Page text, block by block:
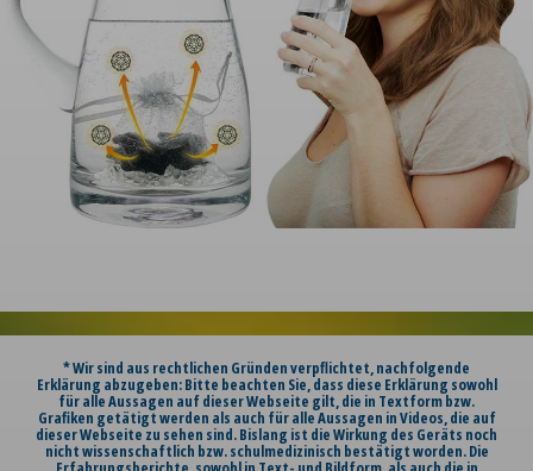
* Wir sind aus rechtlichen Gründen verpflichtet, nachfolgende
Erklärung abzugeben: Bitte beachten Sie, dass diese Erklärung sowohl
für alle Aussagen auf dieser Webseite gilt, die in Textform bzw.
Grafiken getätigt werden als auch für alle Aussagen in Videos, die auf
dieser Webseite zu sehen sind. Bislang ist die Wirkung des Geräts noch
nicht wissenschaftlich bzw. schulmedizinisch bestätigt worden. Die